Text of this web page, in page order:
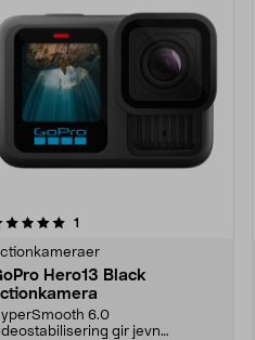
1
Hero13 Black
6.0
gir jevn
5.0 av 5 stjerner